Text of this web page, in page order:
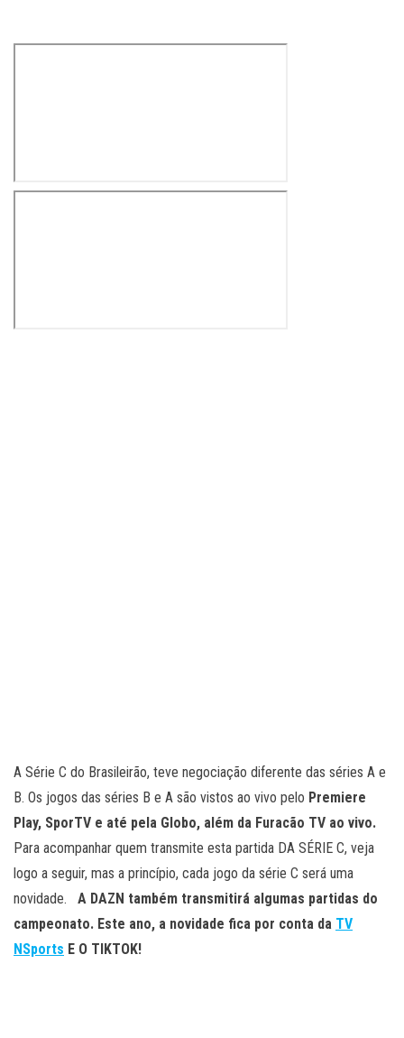
A Série C do Brasileirão, teve negociação diferente das séries A e
B. Os jogos das séries B e A são vistos ao vivo pelo Premiere
Play, SporTV e até pela Globo, além da Furacão TV ao vivo.
Para acompanhar quem transmite esta partida DA SÉRIE C, veja
logo a seguir, mas a princípio, cada jogo da série C será uma
novidade. A DAZN também transmitirá algumas partidas do
campeonato. Este ano, a novidade fica por conta da TV
NSports E O TIKTOK!